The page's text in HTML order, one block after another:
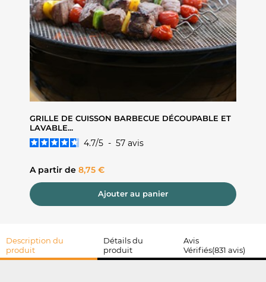
GRILLE DE CUISSON BARBECUE DÉCOUPABLE ET
LAVABLE...
4.7/5 - 57 avis
Prix
A partir de 8,75 €
Ajouter au panier
Description du
produit
Détails du
produit
Avis
Vérifiés(831 avis)